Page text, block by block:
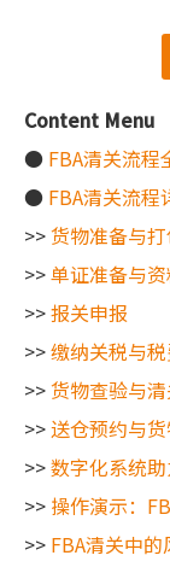
["wechat"]
Content Menu
● FBA清关流程
● FBA清关流程
>>货物准备与
>>单证准备与
>>报关申报
>>缴纳关税与
>>货物查验与
>>送仓预约与
>>数字化系统
>> 操作演示：
>> FBA清关中